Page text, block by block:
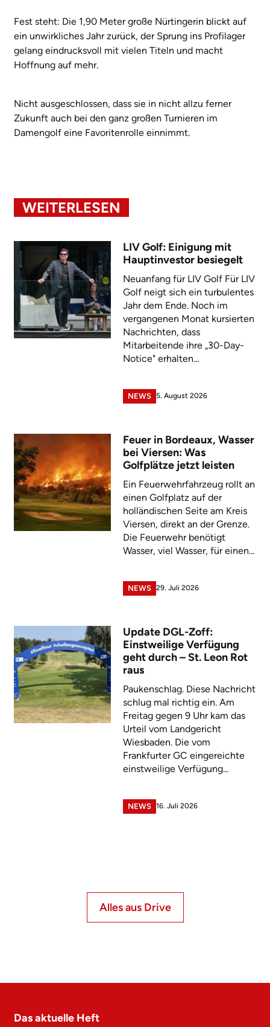
Fest steht: Die 1,90 Meter große Nürtingerin blickt auf
ein unwirkliches Jahr zurück, der Sprung ins Profilager
gelang eindrucksvoll mit vielen Titeln und macht
Hoffnung auf mehr.
Nicht ausgeschlossen, dass sie in nicht allzu ferner
Zukunft auch bei den ganz großen Turnieren im
Damengolf eine Favoritenrolle einnimmt.
WEITERLESEN
LIV Golf: Einigung mit
Hauptinvestor besiegelt
Neuanfang für LIV Golf Für LIV
Golf neigt sich ein turbulentes
Jahr dem Ende. Noch im
vergangenen Monat kursierten
Nachrichten, dass
Mitarbeitende ihre „30-Day-
Notice" erhalten...
NEWS 5. August 2026
Feuer in Bordeaux, Wasser
bei Viersen: Was
Golfplätze jetzt leisten
Ein Feuerwehrfahrzeug rollt an
einen Golfplatz auf der
holländischen Seite am Kreis
Viersen, direkt an der Grenze.
Die Feuerwehr benötigt
Wasser, viel Wasser, für einen...
NEWS 29. Juli 2026
Update DGL-Zoff:
Einstweilige Verfügung
geht durch – St. Leon Rot
raus
Paukenschlag. Diese Nachricht
schlug mal richtig ein. Am
Freitag gegen 9 Uhr kam das
Urteil vom Landgericht
Wiesbaden. Die vom
Frankfurter GC eingereichte
einstweilige Verfügung...
NEWS 16. Juli 2026
Alles aus Drive
Das aktuelle Heft